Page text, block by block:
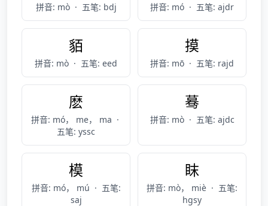
拼音: mò · 五笔: bdj 拼音: mó · 五笔: ajdr
貊
拼音: mò · 五笔: eed
摸
拼音: mō · 五笔: rajd
麽
拼音: mó， me， ma ·
五笔: yssc
蓦
拼音: mò · 五笔: ajdc
模
拼音: mó， mú · 五笔:
saj
眜
拼音: mò， miè · 五笔:
hgsy